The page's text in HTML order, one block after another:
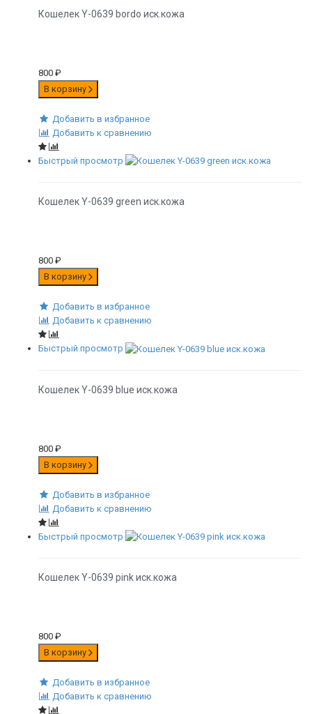
Кошелек Y-0639 bordo иск.кожа
800 ₽
В корзину
Добавить в избранное
Добавить к сравнению
Быстрый просмотр
Кошелек Y-0639 green иск.кожа
800 ₽
В корзину
Добавить в избранное
Добавить к сравнению
Быстрый просмотр
Кошелек Y-0639 blue иск.кожа
800 ₽
В корзину
Добавить в избранное
Добавить к сравнению
Быстрый просмотр
Кошелек Y-0639 pink иск.кожа
800 ₽
В корзину
Добавить в избранное
Добавить к сравнению